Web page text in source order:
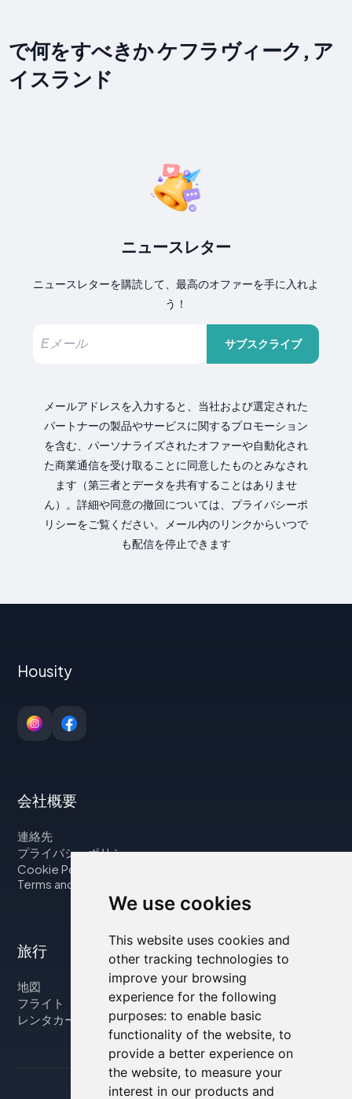
We use cookies
This website uses cookies and
other tracking technologies to
improve your browsing
experience for the following
purposes: to enable basic
functionality of the website, to
provide a better experience on
the website, to measure your
interest in our products and
で何をすべきか ケフラヴィーク, ア
イスランド
ニュースレター
ニュースレターを購読して、最高のオファーを手に入れよ
う！
サブスクライブ
メールアドレスを入力すると、当社および選定された
パートナーの製品やサービスに関するプロモーション
を含む、パーソナライズされたオファーや自動化され
た商業通信を受け取ることに同意したものとみなされ
ます（第三者とデータを共有することはありませ
ん）。詳細や同意の撤回については、プライバシーポ
リシーをご覧ください。メール内のリンクからいつで
も配信を停止できます
Housity
会社概要
連絡先
プライバシーポリシー
Cookie Policy
Terms and Conditions
旅行
地図
フライト
レンタカー